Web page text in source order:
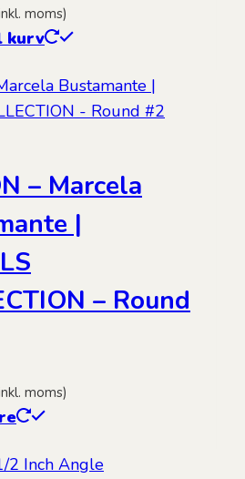
moms)
kurv
– Marcela
|
– Round
moms)